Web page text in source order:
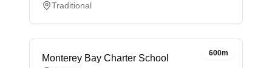
Traditional
600m
Monterey Bay Charter School